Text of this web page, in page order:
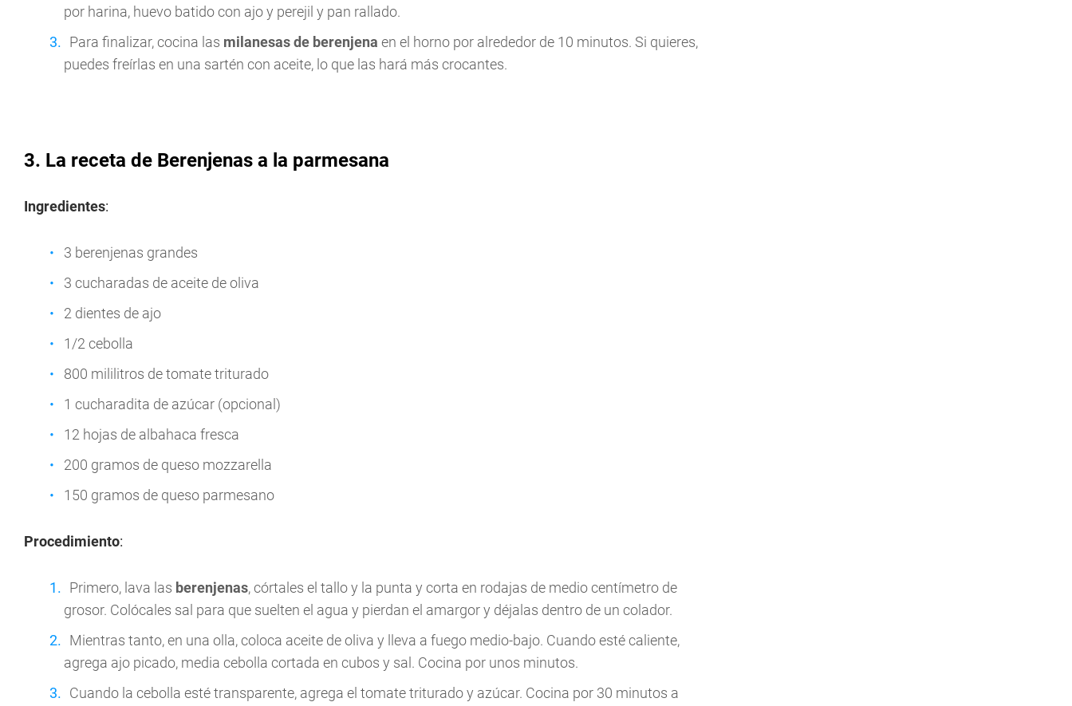
por harina, huevo batido con ajo y perejil y pan rallado.
Para finalizar, cocina las milanesas de berenjena en el horno por alrededor de 10 minutos. Si quieres,
puedes freírlas en una sartén con aceite, lo que las hará más crocantes.
3. La receta de Berenjenas a la parmesana
Ingredientes:
3 berenjenas grandes
3 cucharadas de aceite de oliva
2 dientes de ajo
1/2 cebolla
800 mililitros de tomate triturado
1 cucharadita de azúcar (opcional)
12 hojas de albahaca fresca
200 gramos de queso mozzarella
150 gramos de queso parmesano
Procedimiento:
Primero, lava las berenjenas, córtales el tallo y la punta y corta en rodajas de medio centímetro de
grosor. Colócales sal para que suelten el agua y pierdan el amargor y déjalas dentro de un colador.
Mientras tanto, en una olla, coloca aceite de oliva y lleva a fuego medio-bajo. Cuando esté caliente,
agrega ajo picado, media cebolla cortada en cubos y sal. Cocina por unos minutos.
Cuando la cebolla esté transparente, agrega el tomate triturado y azúcar. Cocina por 30 minutos a